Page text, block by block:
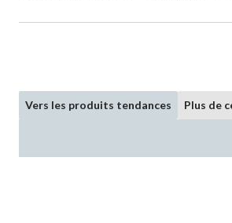
Vers les produits tendances Plus de